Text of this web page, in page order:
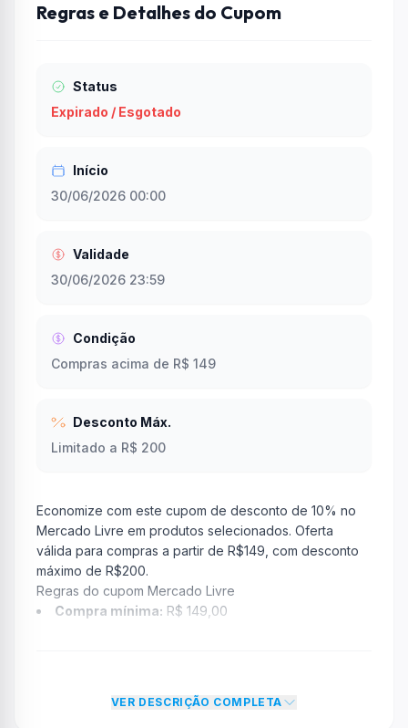
Regras e Detalhes do Cupom
Status
Expirado / Esgotado
Início
30/06/2026 00:00
Validade
30/06/2026 23:59
Condição
Compras acima de R$ 149
Desconto Máx.
Limitado a R$ 200
Economize com este cupom de desconto de 10% no
Mercado Livre em produtos selecionados. Oferta
válida para compras a partir de R$149, com desconto
máximo de R$200.
Regras do cupom Mercado Livre
Compra mínima: R$ 149,00
VER DESCRIÇÃO COMPLETA